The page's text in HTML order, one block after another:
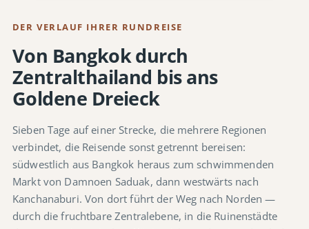
DER VERLAUF IHRER RUNDREISE
Von Bangkok durch
Zentralthailand bis ans
Goldene Dreieck
Sieben Tage auf einer Strecke, die mehrere Regionen
verbindet, die Reisende sonst getrennt bereisen:
südwestlich aus Bangkok heraus zum schwimmenden
Markt von Damnoen Saduak, dann westwärts nach
Kanchanaburi. Von dort führt der Weg nach Norden —
durch die fruchtbare Zentralebene, in die Ruinenstädte